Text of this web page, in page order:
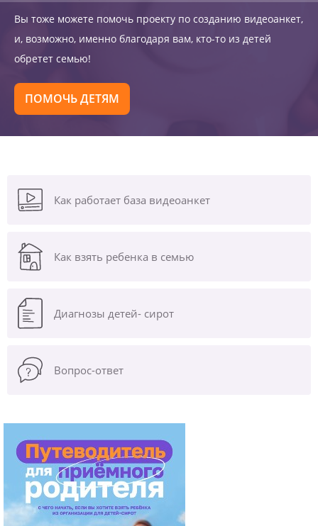
Вы тоже можете помочь проекту по созданию видеоанкет,
и, возможно, именно благодаря вам, кто-то из детей
обретет семью!
ПОМОЧЬ ДЕТЯМ
Как работает база видеоанкет
Как взять ребенка в семью
Диагнозы детей- сирот
Вопрос-ответ